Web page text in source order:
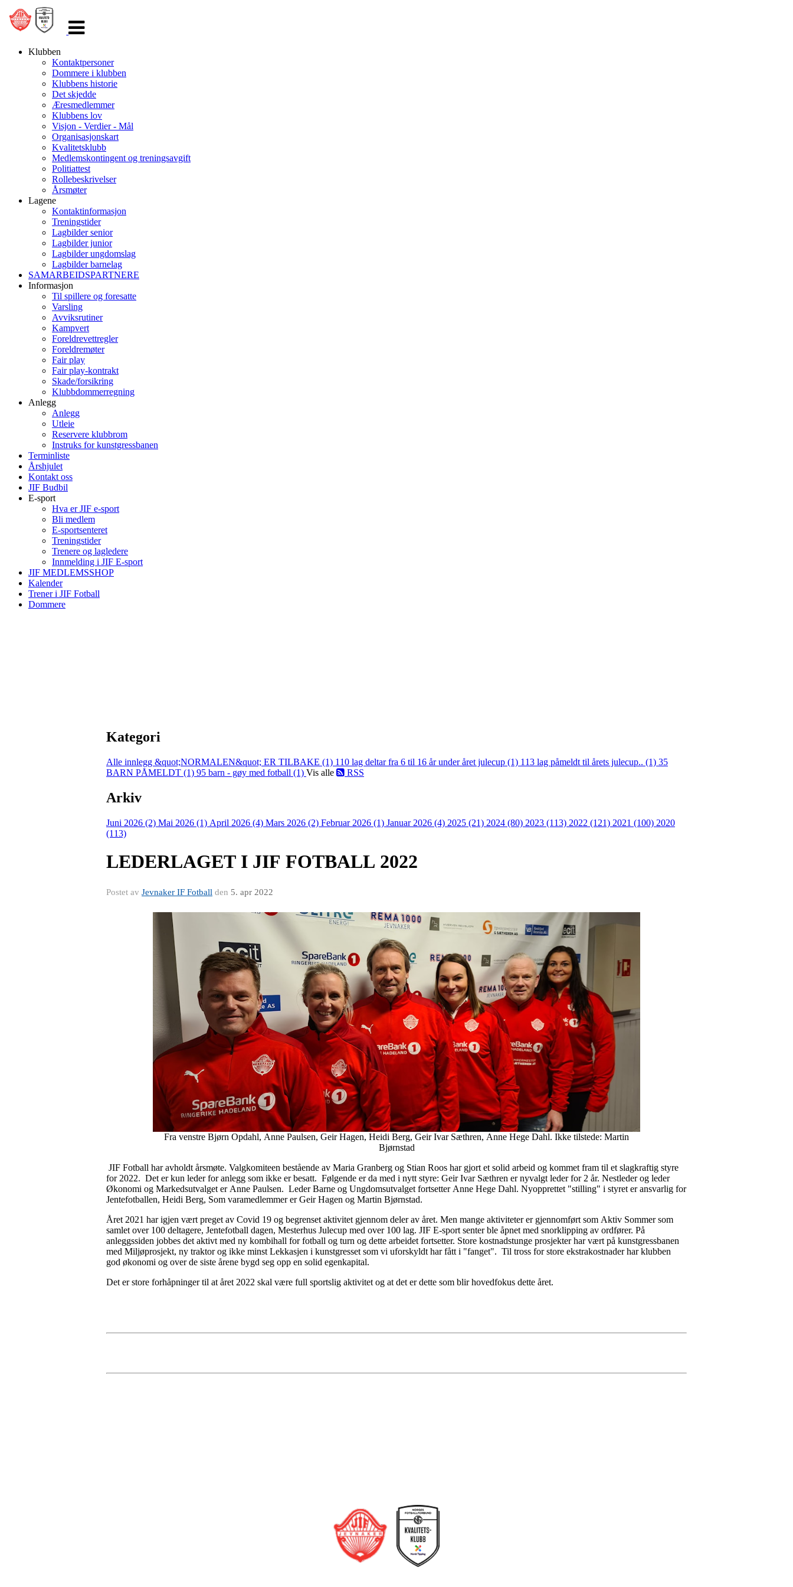
navigasjon
Klubben
Kontaktpersoner
Dommere i klubben
Klubbens historie
Det skjedde
Æresmedlemmer
Klubbens lov
Visjon - Verdier - Mål
Organisasjonskart
Kvalitetsklubb
Medlemskontingent og treningsavgift
Politiattest
Rollebeskrivelser
Årsmøter
Lagene
Kontaktinformasjon
Treningstider
Lagbilder senior
Lagbilder junior
Lagbilder ungdomslag
Lagbilder barnelag
SAMARBEIDSPARTNERE
Informasjon
Til spillere og foresatte
Varsling
Avviksrutiner
Kampvert
Foreldrevettregler
Foreldremøter
Fair play
Fair play-kontrakt
Skade/forsikring
Klubbdommerregning
Anlegg
Anlegg
Utleie
Reservere klubbrom
Instruks for kunstgressbanen
Terminliste
Årshjulet
Kontakt oss
JIF Budbil
E-sport
Hva er JIF e-sport
Bli medlem
E-sportsenteret
Treningstider
Trenere og lagledere
Innmelding i JIF E-sport
JIF MEDLEMSSHOP
Kalender
Trener i JIF Fotball
Dommere
Kategori
Alle innlegg &quot;NORMALEN&quot; ER TILBAKE (1) 110 lag deltar fra 6 til 16 år under året julecup (1) 113 lag påmeldt til årets julecup.. (1) 35
BARN PÅMELDT (1) 95 barn - gøy med fotball (1) Vis alle RSS
Arkiv
Juni 2026 (2) Mai 2026 (1) April 2026 (4) Mars 2026 (2) Februar 2026 (1) Januar 2026 (4) 2025 (21) 2024 (80) 2023 (113) 2022 (121) 2021 (100) 2020
(113)
LEDERLAGET I JIF FOTBALL 2022
Postet av Jevnaker IF Fotball den 5. apr 2022
Fra venstre Bjørn Opdahl, Anne Paulsen, Geir Hagen, Heidi Berg, Geir Ivar Sæthren, Anne Hege Dahl. Ikke tilstede: Martin
Bjørnstad
JIF Fotball har avholdt årsmøte. Valgkomiteen bestående av Maria Granberg og Stian Roos har gjort et solid arbeid og kommet fram til et slagkraftig styre
for 2022. Det er kun leder for anlegg som ikke er besatt. Følgende er da med i nytt styre: Geir Ivar Sæthren er nyvalgt leder for 2 år. Nestleder og leder
Økonomi og Markedsutvalget er Anne Paulsen. Leder Barne og Ungdomsutvalget fortsetter Anne Hege Dahl. Nyopprettet "stilling" i styret er ansvarlig for
Jentefotballen, Heidi Berg, Som varamedlemmer er Geir Hagen og Martin Bjørnstad.
Året 2021 har igjen vært preget av Covid 19 og begrenset aktivitet gjennom deler av året. Men mange aktiviteter er gjennomført som Aktiv Sommer som
samlet over 100 deltagere, Jentefotball dagen, Mesterhus Julecup med over 100 lag. JIF E-sport senter ble åpnet med snorklipping av ordfører. På
anleggssiden jobbes det aktivt med ny kombihall for fotball og turn og dette arbeidet fortsetter. Store kostnadstunge prosjekter har vært på kunstgressbanen
med Miljøprosjekt, ny traktor og ikke minst Lekkasjen i kunstgresset som vi uforskyldt har fått i "fanget". Til tross for store ekstrakostnader har klubben
god økonomi og over de siste årene bygd seg opp en solid egenkapital.
Det er store forhåpninger til at året 2022 skal være full sportslig aktivitet og at det er dette som blir hovedfokus dette året.